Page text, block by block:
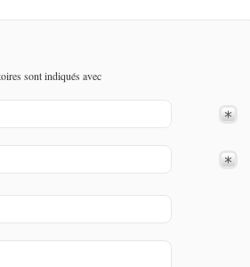
sont indiqués avec